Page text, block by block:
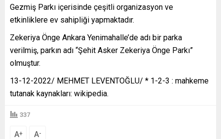
Gezmiş Parkı içerisinde çeşitli organizasyon ve
etkinliklere ev sahipliği yapmaktadır.
Zekeriya Önge Ankara Yenimahalle’de adı bir parka
verilmiş, parkın adı “Şehit Asker Zekeriya Önge Parkı”
olmuştur.
13-12-2022/ MEHMET LEVENTOĞLU/ * 1-2-3 : mahkeme
tutanak kaynakları: wikipedia.
337
A+ A-